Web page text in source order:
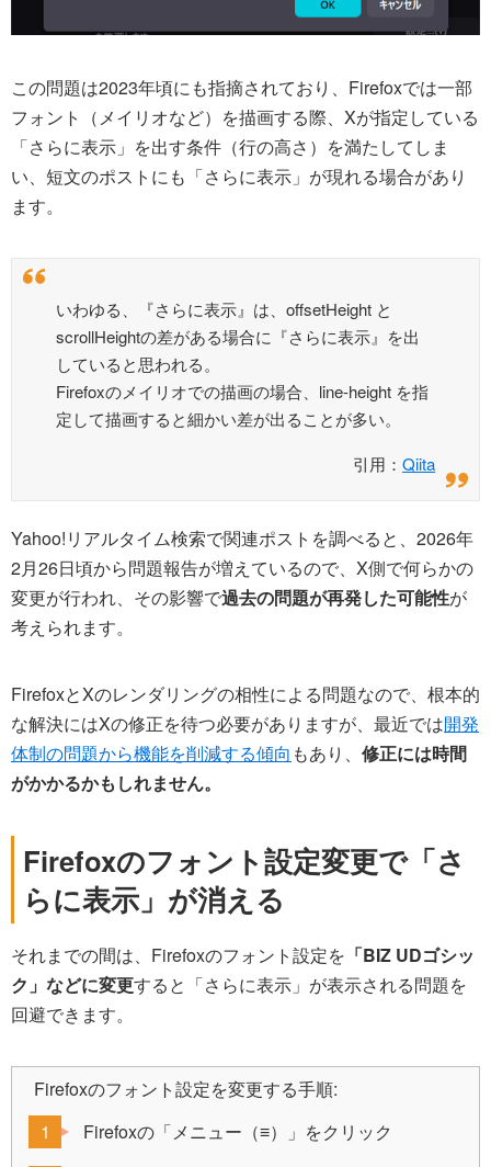
この問題は2023年頃にも指摘されており、Firefoxでは一部
フォント（メイリオなど）を描画する際、Xが指定している
「さらに表示」を出す条件（行の高さ）を満たしてしま
い、短文のポストにも「さらに表示」が現れる場合があり
ます。
いわゆる、『さらに表示』は、offsetHeight と
scrollHeightの差がある場合に『さらに表示』を出
していると思われる。
Firefoxのメイリオでの描画の場合、line-height を指
定して描画すると細かい差が出ることが多い。
引用： Qiita
Yahoo!リアルタイム検索で関連ポストを調べると、2026年
2月26日頃から問題報告が増えているので、X側で何らかの
変更が行われ、その影響で過去の問題が再発した可能性が
考えられます。
FirefoxとXのレンダリングの相性による問題なので、根本的
な解決にはXの修正を待つ必要がありますが、最近では開発
体制の問題から機能を削減する傾向 もあり、 修正には時間
がかかるかもしれません。
Firefoxのフォント設定変更で「さ
らに表示」が消える
それまでの間は、Firefoxのフォント設定を 「BIZ UDゴシッ
ク」などに変更すると「さらに表示」が表示される問題を
回避できます。
Firefoxのフォント設定を変更する手順:
Firefoxの「メニュー（≡）」をクリック